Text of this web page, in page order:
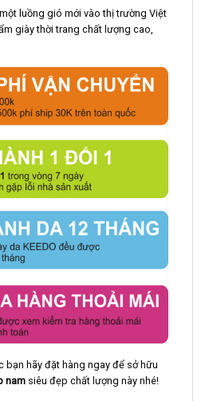
luồng gió mới vào thị trường Việt
giày thời trang chất lượng cao,
bạn hãy đặt hàng ngay để sở hữu
namsiêu đẹp chất lượng này nhé!